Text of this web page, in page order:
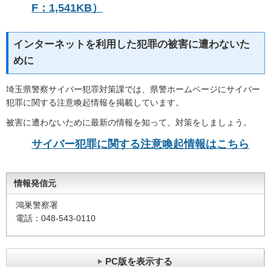
F：1,541KB）
インターネットを利用した犯罪の被害に遭わないた
めに
埼玉県警察サイバー犯罪対策課では、県警ホームページにサイバー
犯罪に関する注意喚起情報を掲載しています。
被害に遭わないために最新の情報を知って、対策をしましょう。
サイバー犯罪に関する注意喚起情報はこちら
情報発信元
鴻巣警察署
電話：048-543-0110
PC版を表示する